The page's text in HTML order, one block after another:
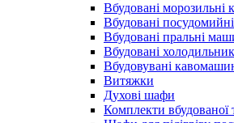
Вбудовані морозильні
Вбудовані
Вбудовані пральні
Вбудовані
Вбудовувані
Витяжки
Духові шафи
Комплекти вбудованої